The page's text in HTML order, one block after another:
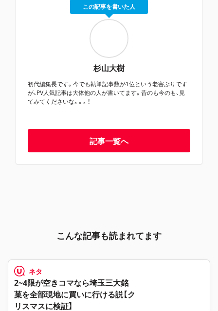
この記事を書いた人
杉山大樹
初代編集長です。今でも執筆記事数が1位という老害ぶりです
が、PV人気記事は大体他の人が書いてます。昔のも今のも、見
てみてくださいな。。。！
記事一覧へ
こんな記事も読まれてます
ネタ
2~4限が空きコマなら埼玉三大銘
菓を全部現地に買いに行ける説【ク
リスマスに検証】